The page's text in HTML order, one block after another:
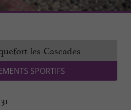
les-Cascades
SPORTIFS